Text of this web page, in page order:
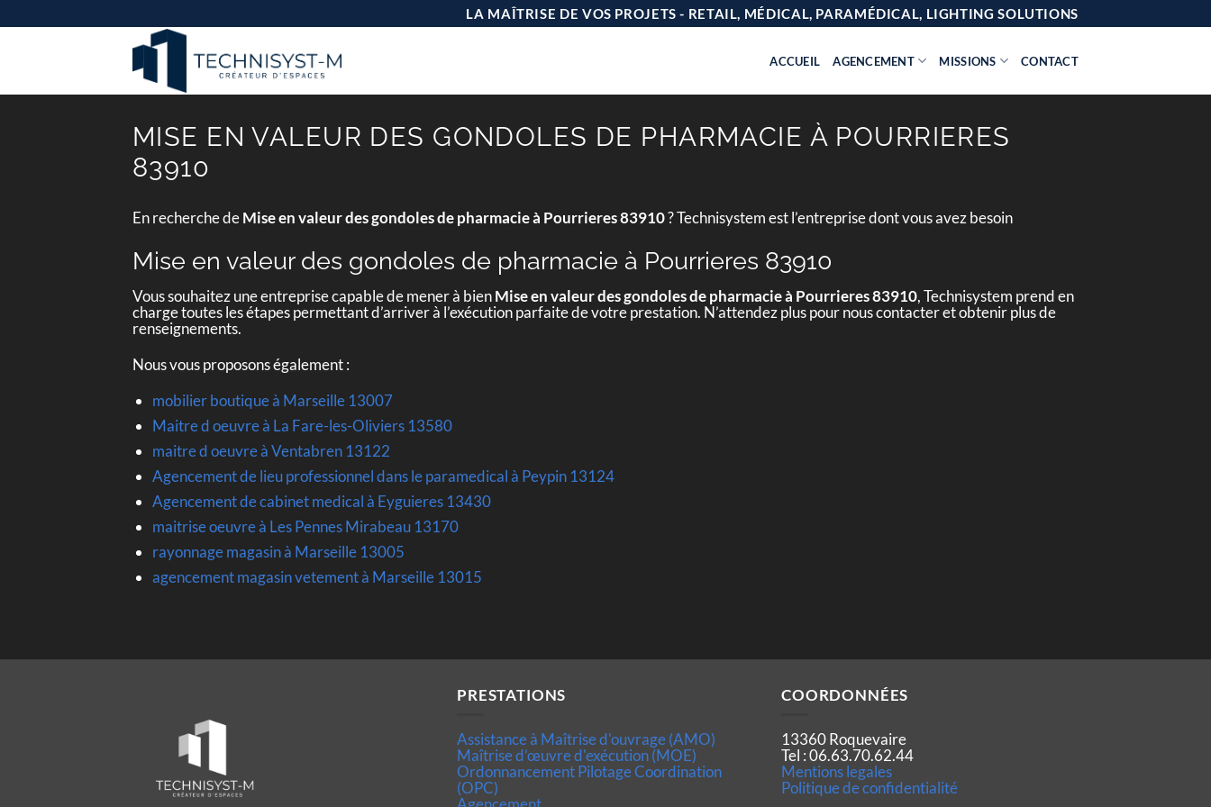
au
LA MAÎTRISE DE VOS PROJETS - RETAIL, MÉDICAL, PARAMÉDICAL, LIGHTING SOLUTIONS
ACCUEIL AGENCEMENT MISSIONS CONTACT
MISE EN VALEUR DES GONDOLES DE PHARMACIE À POURRIERES
83910
En recherche deMise en valeur des gondoles de pharmacie à Pourrieres 83910? Technisystem est l’entreprise dont vous avez besoin
Mise en valeur des gondoles de pharmacie à Pourrieres 83910
Vous souhaitez une entreprise capable de mener à bienMise en valeur des gondoles de pharmacie à Pourrieres 83910, Technisystem prend en
charge toutes les étapes permettant d’arriver à l’exécution parfaite de votre prestation. N’attendez plus pour nous contacter et obtenir plus de
renseignements.
Nous vous proposons également :
mobilier boutique à Marseille 13007
Maitre d oeuvre à La Fare-les-Oliviers 13580
maitre d oeuvre à Ventabren 13122
Agencement de lieu professionnel dans le paramedical à Peypin 13124
Agencement de cabinet medical à Eyguieres 13430
maitrise oeuvre à Les Pennes Mirabeau 13170
rayonnage magasin à Marseille 13005
agencement magasin vetement à Marseille 13015
PRESTATIONS
Assistance à Maîtrise d'ouvrage (AMO)
Maîtrise d’œuvre d'exécution (MOE)
Ordonnancement Pilotage Coordination
(OPC)
COORDONNÉES
13360 Roquevaire
Tel : 06.63.70.62.44
Mentions legales
Politique de confidentialité